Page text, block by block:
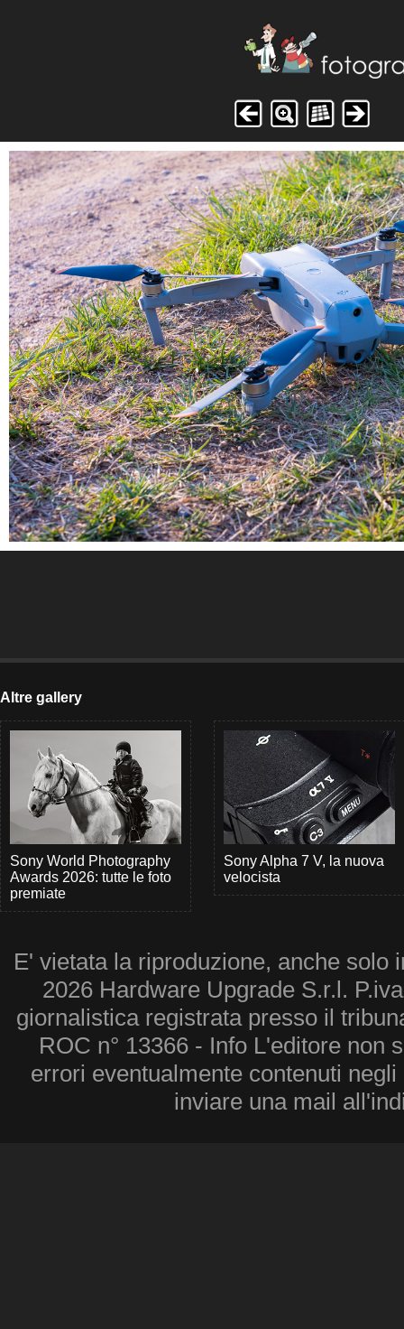
Altre gallery
Sony World Photography
Awards 2026: tutte le foto
premiate
Sony Alpha 7 V, la nuova
velocista
E' vietata la riproduzione, anche solo
2026 Hardware Upgrade S.r.l.
giornalistica registrata presso il
ROC n° 13366 - Info L'editore non
errori eventualmente contenuti
inviare una mail